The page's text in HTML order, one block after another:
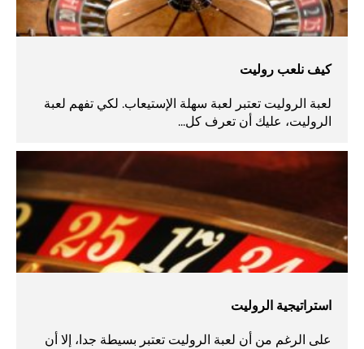
كيف نلعب روليت
لعبة الروليت تعتبر لعبة سهلة الإستيعاب. لكي تفهم لعبة
الروليت، عليك أن تعرف كل...
استراتيجية الروليت
على الرغم من أن لعبة الروليت تعتبر بسيطة جدا، إلا أن